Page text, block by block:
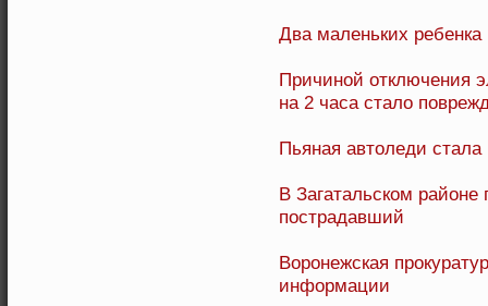
Два маленьких
Причиной отключения
на 2 часа стало
Пьяная автоледи
В Загатальском районе
пострадавший
Воронежская
информации